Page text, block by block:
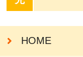
HOME